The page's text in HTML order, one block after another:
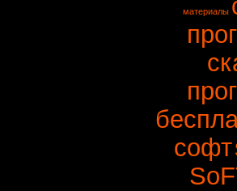
материалы
софт